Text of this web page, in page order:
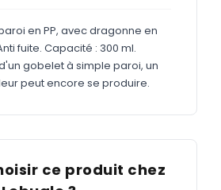
en PP, avec dragonne en
fuite. Capacité : 300 ml.
gobelet à simple paroi, un
peut encore se produire.
ce produit chez